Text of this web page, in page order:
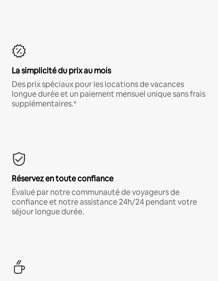
La simplicité du prix au mois
Des prix spéciaux pour les locations de vacances
longue durée et un paiement mensuel unique sans frais
supplémentaires.*
Réservez en toute confiance
Évalué par notre communauté de voyageurs de
confiance et notre assistance 24h/24 pendant votre
séjour longue durée.